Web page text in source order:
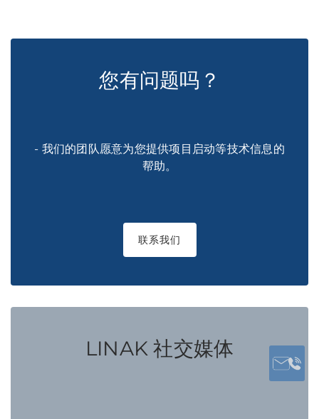
您有问题吗？
- 我们的团队愿意为您提供项目启动等技术信息的
帮助。
联系我们
LINAK 社交媒体